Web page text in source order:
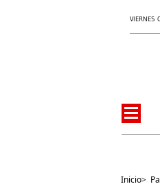
VIERNES
Inicio>